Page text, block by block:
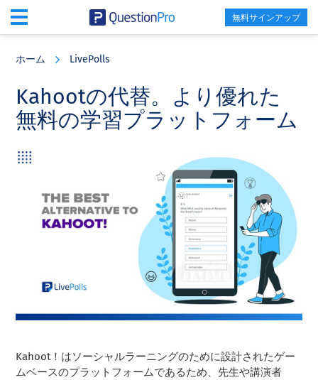
content
sidebar
無料サインアップ
ホーム LivePolls
Kahootの代替。より優れた
無料の学習プラットフォーム
Kahoot！はソーシャルラーニングのために設計されたゲー
ムベースのプラットフォームであるため、先生や講演者